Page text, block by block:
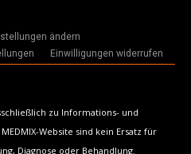
ändern
Einwilligungen widerrufen
zu Informations- und
Website sind kein Ersatz für
Diagnose oder Behandlung.